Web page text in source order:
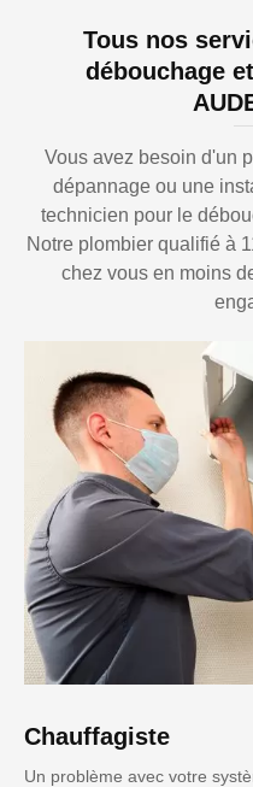
Tous nos
débouchage
Vous avez besoin d'un
dépannage ou une
technicien pour le
Notre plombier qualifié à
chez vous en moins
Chauffagiste
Un problème avec votre